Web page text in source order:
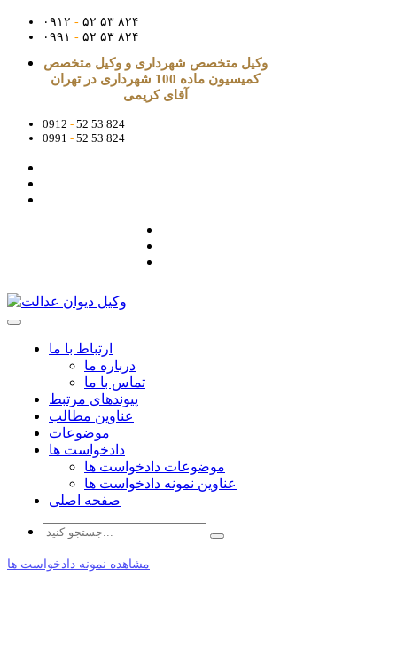
۰۹۱۲ - ۵۲ ۵۳ ۸۲۴
۰۹۹۱ - ۵۲ ۵۳ ۸۲۴
وکیل متخصص شهرداری و وکیل متخصص
کمیسیون ماده 100 شهرداری در تهران
آقای کریمی
0912 - 52 53 824
0991 - 52 53 824
ارتباط با ما
درباره ما
تماس با ما
پیوندهای مرتبط
عناوین مطالب
موضوعات
دادخواست ها
موضوعات دادخواست ها
عناوین نمونه دادخواست ها
صفحه اصلی
مشاهده نمونه دادخواست ها